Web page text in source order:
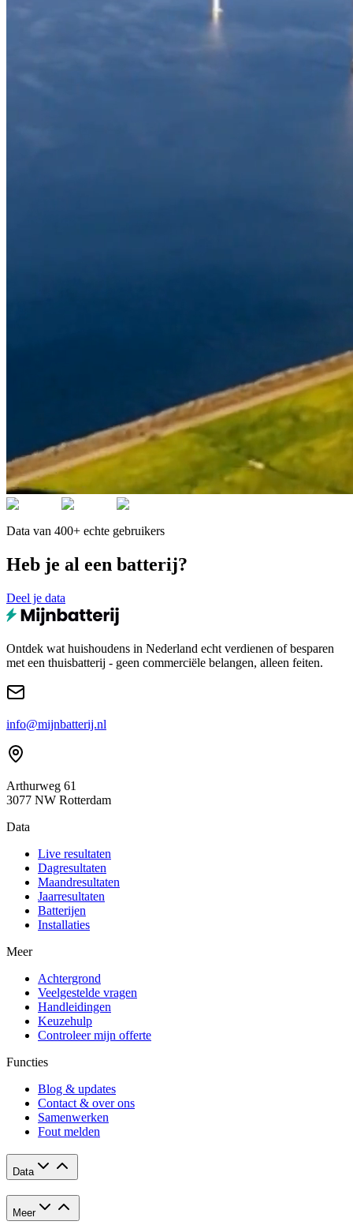
Data van 400+ echte gebruikers
Heb je al een batterij?
Deel je data
Ontdek wat huishoudens in Nederland echt verdienen of besparen
met een thuisbatterij - geen commerciële belangen, alleen feiten.
info@mijnbatterij.nl
Arthurweg 61
3077 NW Rotterdam
Data
Live resultaten
Dagresultaten
Maandresultaten
Jaarresultaten
Batterijen
Installaties
Meer
Achtergrond
Veelgestelde vragen
Handleidingen
Keuzehulp
Controleer mijn offerte
Functies
Blog & updates
Contact & over ons
Samenwerken
Fout melden
Data
Meer